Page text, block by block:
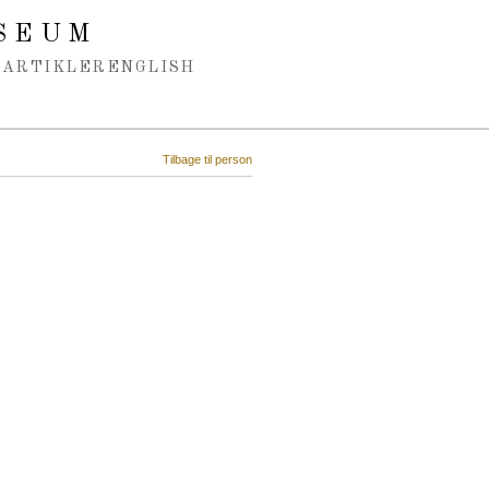
ENGLISH
Tilbage til person